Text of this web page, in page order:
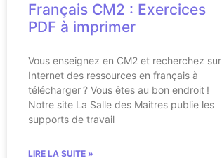
Français CM2 : Exercices
PDF à imprimer
Vous enseignez en CM2 et recherchez sur
Internet des ressources en français à
télécharger ? Vous êtes au bon endroit !
Notre site La Salle des Maitres publie les
supports de travail
LIRE LA SUITE »